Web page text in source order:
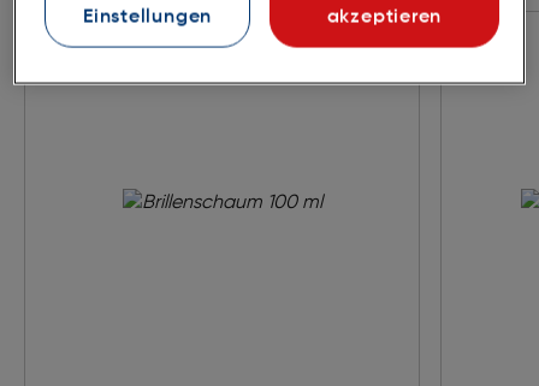
Einstellungen
akzeptieren